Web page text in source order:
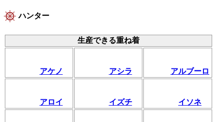
ハンター
生産できる重ね着
アケノ アシラ アルブーロ
アロイ イズチ イソネ